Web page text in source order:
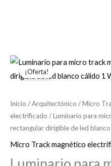
¡Oferta!
Inicio /Arquitectónico /Micro
electrificado / Luminario para
rectangular dirigible de led
Micro Track magnético
El
original
era:
$951.56.
El
es:
Luminario
para
track
magnético
puntual
rectangular
dirigible